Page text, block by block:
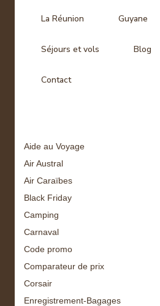
La Réunion Guyane
Séjours et vols Blog
Contact
Aide au Voyage
Air Austral
Air Caraïbes
Black Friday
Camping
Carnaval
Code promo
Comparateur de prix
Corsair
Enregistrement-Bagages